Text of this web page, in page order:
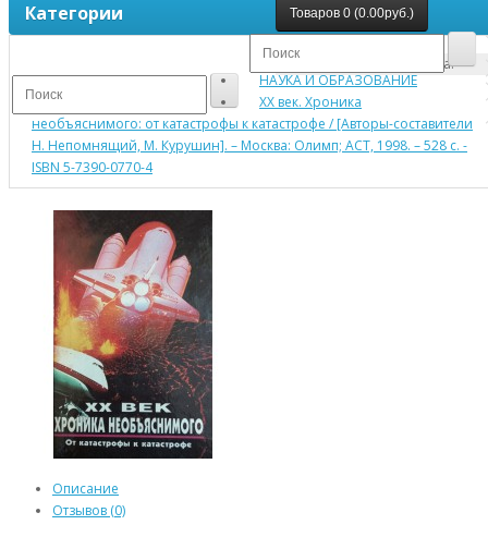
Категории Товаров 0 (0.00руб.)
Ваша корзина пуста!
НАУКА И ОБРАЗОВАНИЕ
XX век. Хроника
необъяснимого: от катастрофы к катастрофе / [Авторы-составители
Н. Непомнящий, М. Курушин]. – Москва: Олимп; АСТ, 1998. – 528 с. -
ISBN 5-7390-0770-4
Описание
Отзывов (0)